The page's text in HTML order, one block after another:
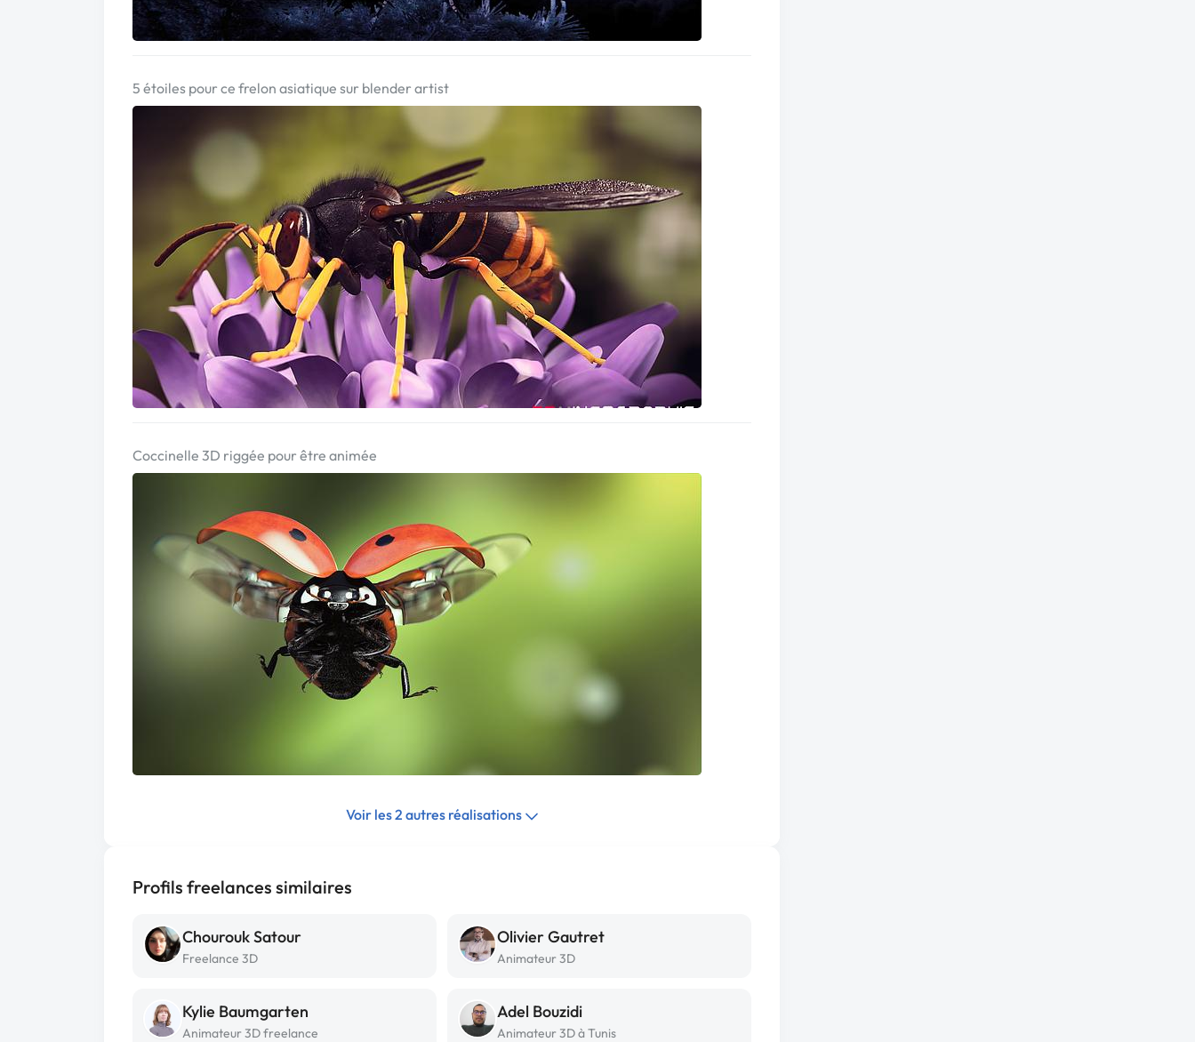
5 étoiles pour ce frelon asiatique sur blender artist
Coccinelle 3D riggée pour être animée
Voir les 2 autres réalisations
Profils freelances similaires
Chourouk Satour
Freelance 3D
Olivier Gautret
Animateur 3D
Kylie Baumgarten
Animateur 3D freelance
Adel Bouzidi
Animateur 3D à Tunis